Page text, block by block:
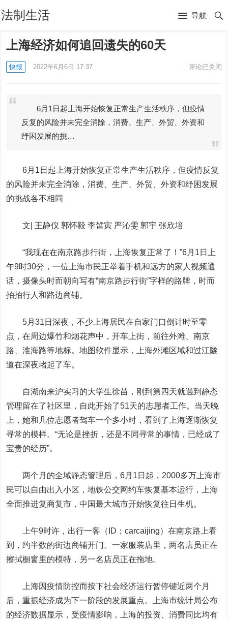
法制生活 导航
上海经济如何追回遗失的60天
快报 2022年6月6日 17:37 评论已关闭
6月1日起上海开始恢复正常生产生活秩序，但疫情
反复的风险并未完全消除，消费、生产、外贸、外资和
纾困发展的挑…
6月1日起上海开始恢复正常生产生活秩序，但疫情反复
的风险并未完全消除，消费、生产、外贸、外资和纾困发展
的挑战各不相同
文| 王静仪 郭怀毅 李皙寅 严沁雯 郭宇 张欣培
“我现在在南京路步行街，上海恢复正常了！”6月1日上
午9时30分，一位上海市民正举着手机和远方的家人视频通
话，摄像头时而朝向写有“南京路步行街”字样的路牌，时而
拍拍行人和路边商铺。
5月31日深夜，不少上海居民在自家门口倒计时至零
点，在周边爆竹和烟花声中，开车上街，前往外滩、南京
路、淮海路等地标。地图软件显示，上海外滩区域和过江隧
道在深夜堵起了车。
自湖南来沪实习的大学生徐苗，刚到第四天就遇到静态
管理留在了社区里，自此开始了51天的志愿者工作。当天晚
上，她和几位志愿者驾车一个多小时，看到了上海逐渐恢复
寻常的模样。“无论是挫折，还是不同寻常的事情，已经成了
宝贵的经历”。
两个月的全域静态管理后，6月1日起，2000多万上海市
民可以自由出入小区，地铁公交网约车恢复基本运行，上海
全面推进复商复市，中国最大城市开始恢复往日生机。
上午9时许， 出行一客（ID：carcaijing）在南京路上看
到，约半数的街边商铺开门。一家服装店里，两名店员正在
擦拭橱窗里的模特，另一名店员正在拖地。
上海因疫情防控而按下社会经济运行暂停键近两个月
后，重振经济成为下一阶段的发展重点。上海市统计局公布
的经济数据显示，受疫情影响，上海的投资、消费同比均有